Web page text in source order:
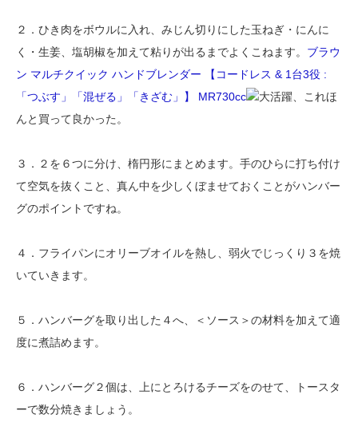
２．ひき肉をボウルに入れ、みじん切りにした玉ねぎ・にんに
く・生姜、塩胡椒を加えて粘りが出るまでよくこねます。 ブラウ
ン マルチクイック ハンドブレンダー 【コードレス & 1台3役 :
「つぶす」「混ぜる」「きざむ」】 MR730cc
大活躍、これほ
んと買って良かった。
３．２を６つに分け、楕円形にまとめます。手のひらに打ち付け
て空気を抜くこと、真ん中を少しくぼませておくことがハンバー
グのポイントですね。
４．フライパンにオリーブオイルを熱し、弱火でじっくり３を焼
いていきます。
５．ハンバーグを取り出した４へ、＜ソース＞の材料を加えて適
度に煮詰めます。
６．ハンバーグ２個は、上にとろけるチーズをのせて、トースタ
ーで数分焼きましょう。